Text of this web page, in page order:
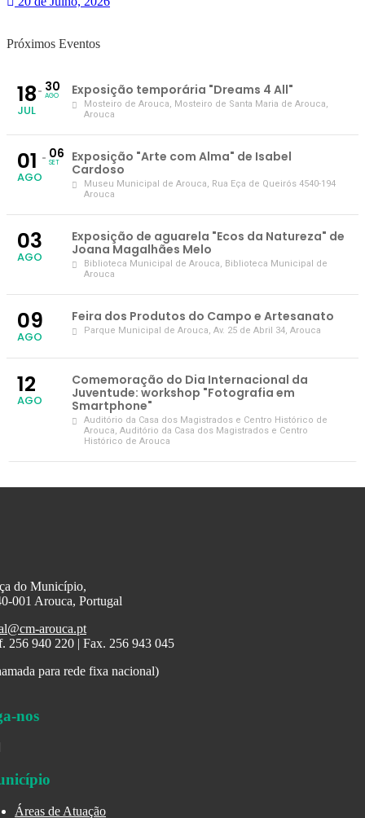
Próximos Eventos
18
JUL
30
AGO Exposição temporária "Dreams 4 All"
Mosteiro de Arouca, Mosteiro de Santa Maria de Arouca,
Arouca
01
AGO
06
SET
Exposição "Arte com Alma" de Isabel
Cardoso
Museu Municipal de Arouca, Rua Eça de Queirós 4540-194
Arouca
03
AGO
Exposição de aguarela "Ecos da Natureza" de
Joana Magalhães Melo
Biblioteca Municipal de Arouca, Biblioteca Municipal de
Arouca
09
AGO
Feira dos Produtos do Campo e Artesanato
Parque Municipal de Arouca, Av. 25 de Abril 34, Arouca
12
AGO
Comemoração do Dia Internacional da
Juventude: workshop "Fotografia em
Smartphone"
Auditório da Casa dos Magistrados e Centro Histórico de
Arouca, Auditório da Casa dos Magistrados e Centro
Histórico de Arouca
do Município,
001 Arouca, Portugal
arouca.pt
256 940 220 | Fax. 256 943 045
para rede fixa nacional)
nos
Áreas de Atuação